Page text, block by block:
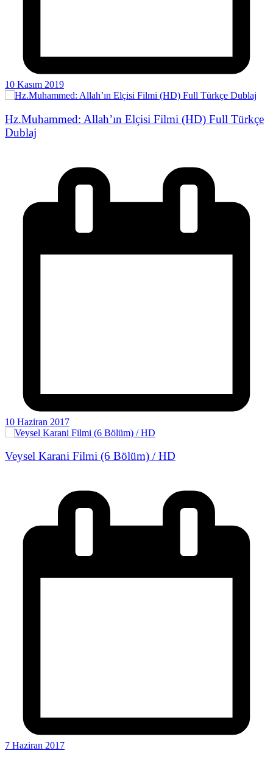
10 Kasım 2019
Hz.Muhammed: Allah’ın Elçisi Filmi (HD) Full Türkçe
Dublaj
10 Haziran 2017
Veysel Karani Filmi (6 Bölüm) / HD
7 Haziran 2017